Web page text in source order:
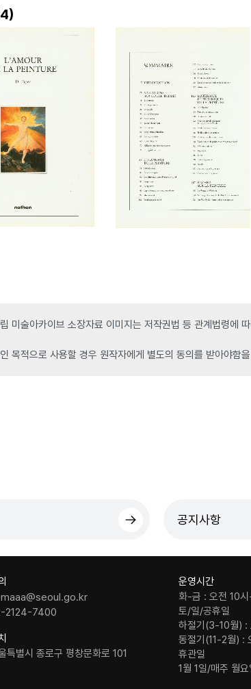
4)
미술아카이브 소장자료 이미지는 저작권법 등 관계법령에
목적으로 사용할 경우 원작자에게 별도의 동의를 받아야함
공지사항
2124-7400
특별시 종로구 평창문화로 101
운영시간
화-금 : 오전 10
토/일/공휴일
하절기(3-10월) :
동절기(11-2월) :
휴관일
1월 1일/매주 월